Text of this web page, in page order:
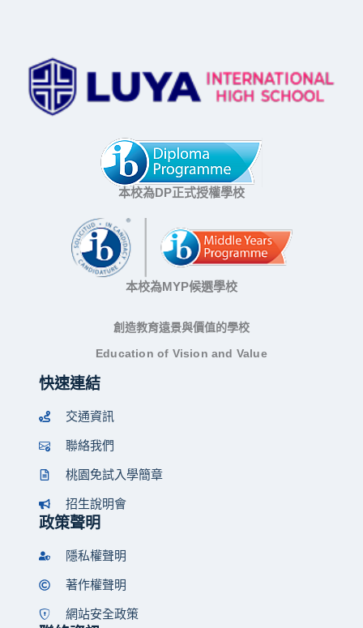
本校為DP正式授權學校
本校為MYP候選學校
創造教育遠景與價值的學校
Education of Vision and Value
快速連結
交通資訊
聯絡我們
桃園免試入學簡章
招生說明會
政策聲明
隱私權聲明
著作權聲明
網站安全政策